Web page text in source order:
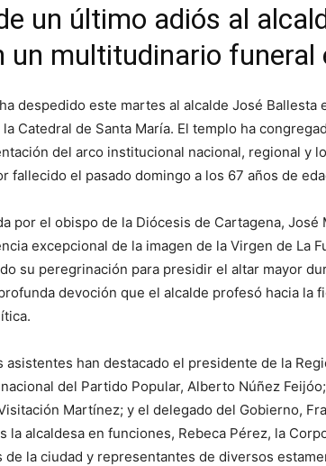
un último adiós al
un multitudinario funeral
despedido este martes al alcalde José Ballesta
Catedral de Santa María. El templo ha
del arco institucional nacional, regional y
fallecido el pasado domingo a los 67 años de
por el obispo de la Diócesis de Cartagena, José
excepcional de la imagen de la Virgen de La
su peregrinación para presidir el altar mayor
devoción que el alcalde profesó hacia la
asistentes han destacado el presidente de la
del Partido Popular, Alberto Núñez
Martínez; y el delegado del Gobierno,
la alcaldesa en funciones, Rebeca Pérez, la
de la ciudad y representantes de diversos